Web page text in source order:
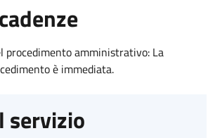
procedimento amministrativo: La
è immediata.
servizio